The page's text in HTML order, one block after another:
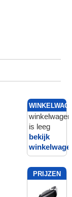
winkelwagen
is leeg
bekijk
PRIJZEN
INCL.